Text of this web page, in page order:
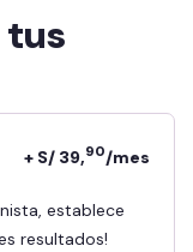
tus
+ S/ 39,90/mes
resultados!